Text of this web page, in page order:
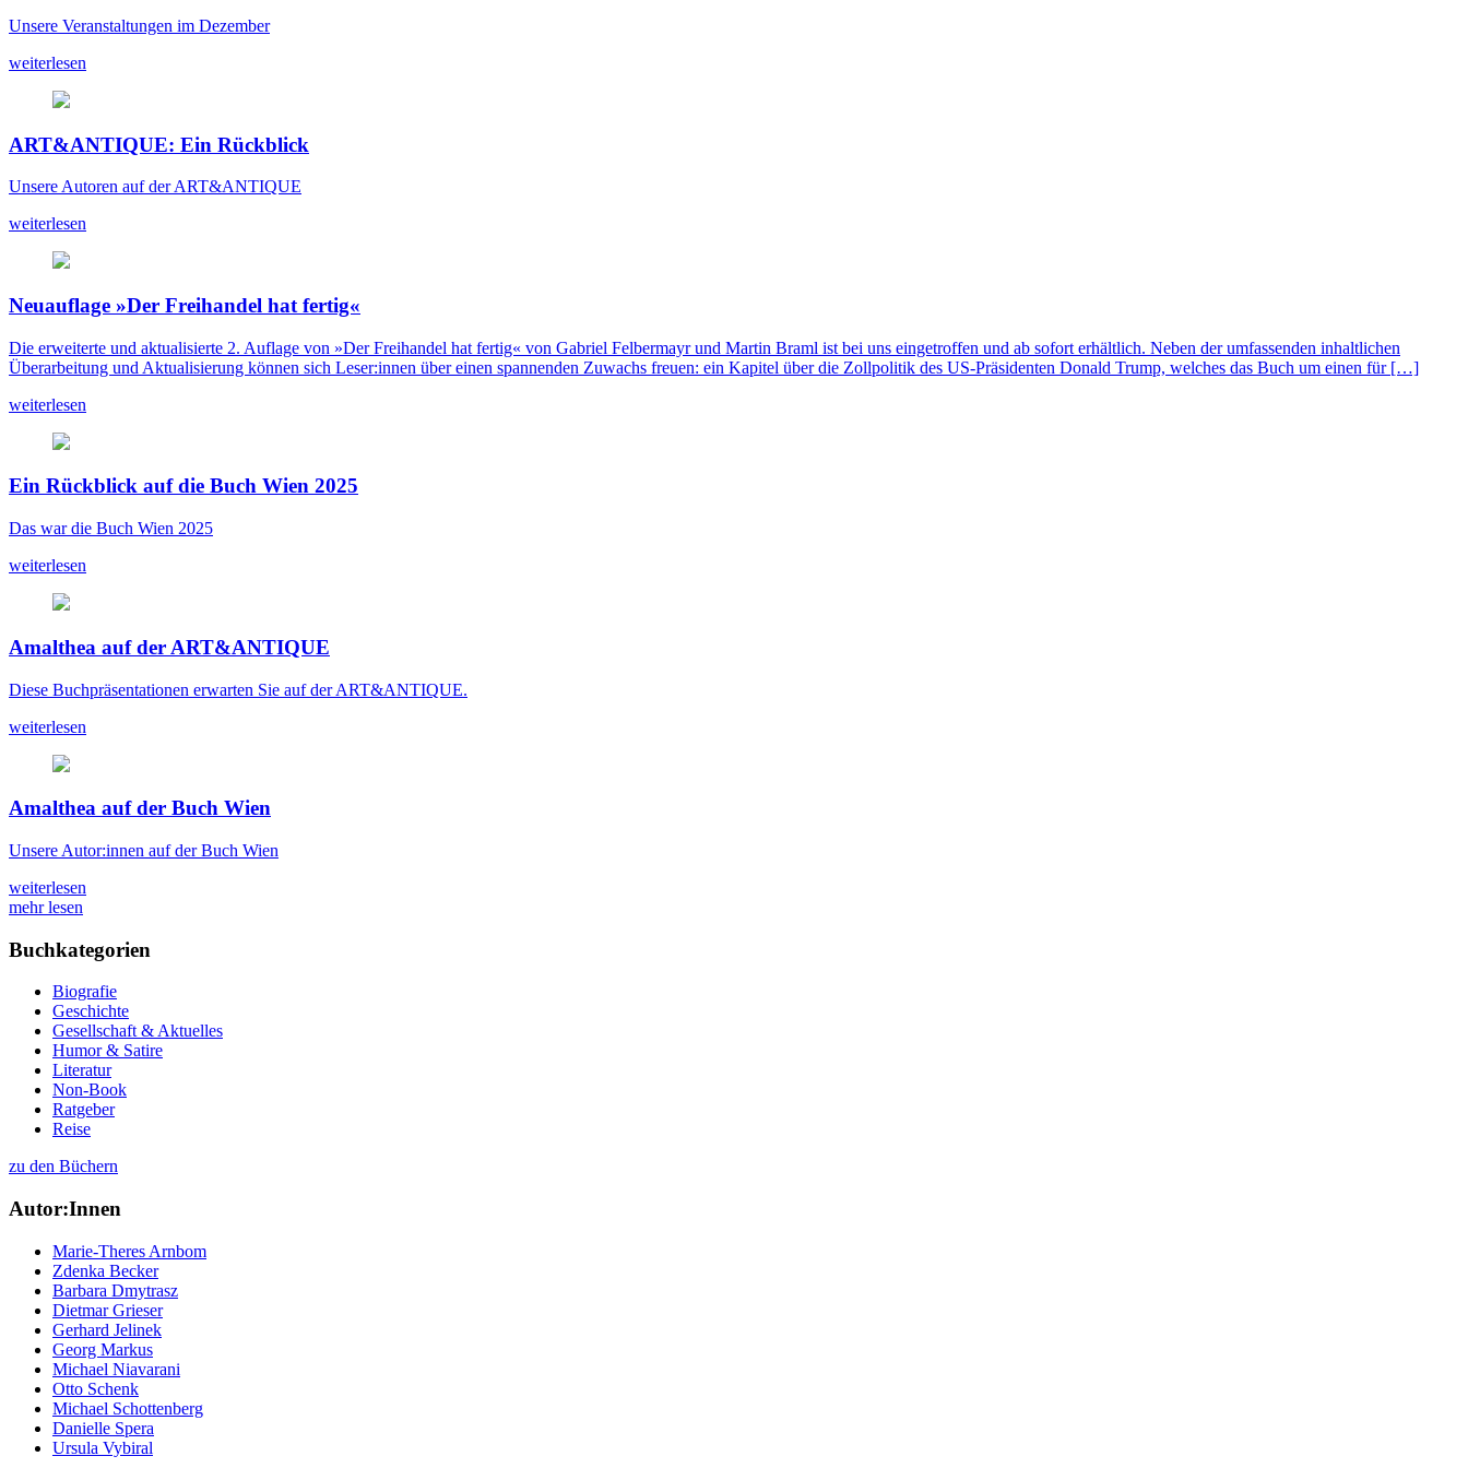
Unsere Veranstaltungen im Dezember
weiterlesen
ART&ANTIQUE: Ein Rückblick
Unsere Autoren auf der ART&ANTIQUE
weiterlesen
Neuauflage »Der Freihandel hat fertig«
Die erweiterte und aktualisierte 2. Auflage von »Der Freihandel hat fertig« von Gabriel Felbermayr und Martin Braml ist bei uns eingetroffen und ab sofort erhältlich. Neben der umfassenden inhaltlichen
Überarbeitung und Aktualisierung können sich Leser:innen über einen spannenden Zuwachs freuen: ein Kapitel über die Zollpolitik des US-Präsidenten Donald Trump, welches das Buch um einen für […]
weiterlesen
Ein Rückblick auf die Buch Wien 2025
Das war die Buch Wien 2025
weiterlesen
Amalthea auf der ART&ANTIQUE
Diese Buchpräsentationen erwarten Sie auf der ART&ANTIQUE.
weiterlesen
Amalthea auf der Buch Wien
Unsere Autor:innen auf der Buch Wien
weiterlesen
mehr lesen
Buchkategorien
Biografie
Geschichte
Gesellschaft & Aktuelles
Humor & Satire
Literatur
Non-Book
Ratgeber
Reise
zu den Büchern
Autor:Innen
Marie-Theres Arnbom
Zdenka Becker
Barbara Dmytrasz
Dietmar Grieser
Gerhard Jelinek
Georg Markus
Michael Niavarani
Otto Schenk
Michael Schottenberg
Danielle Spera
Ursula Vybiral